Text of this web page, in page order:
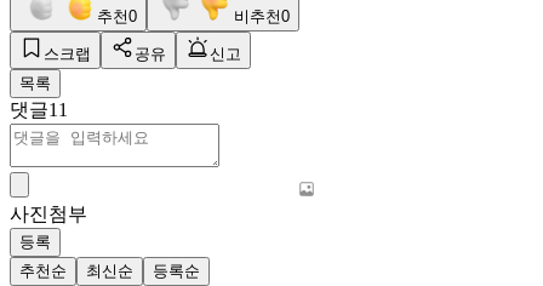
추천0 비추천0
스크랩 공유
신고
목록
댓글11
사진첨부
등록
추천순
최신순 등록순